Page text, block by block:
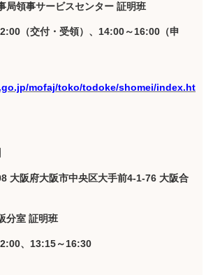
局領事サービスセンター 証明班
（交付・受領）、14:00～16:00（申
mofaj/toko/todoke/shomei/index.ht
大阪府大阪市中央区大手前4-1-76 大阪合
分室 証明班
、13:15～16:30